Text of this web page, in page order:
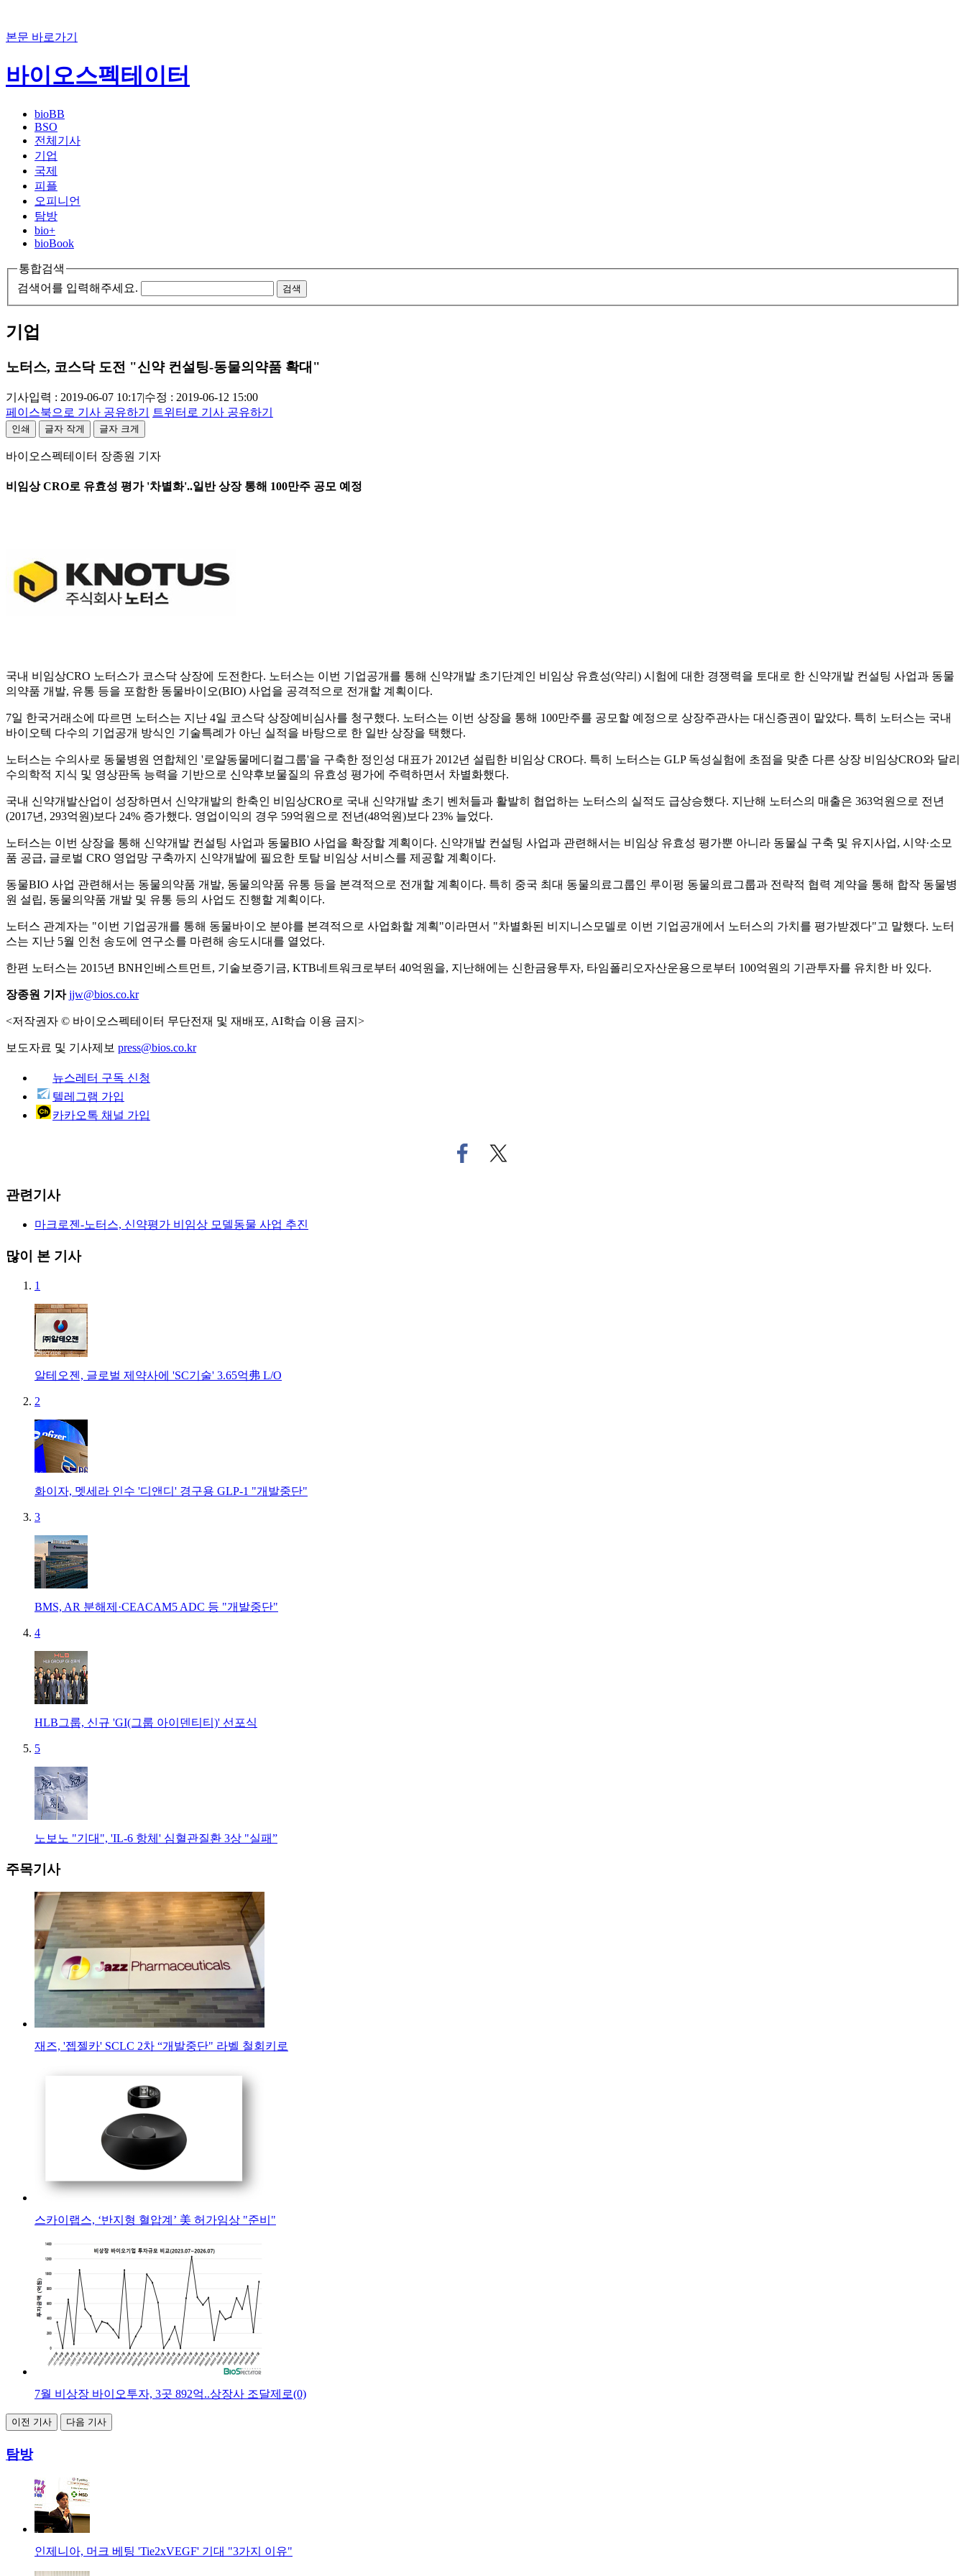
본문 바로가기
바이오스펙테이터
bioBB
BSO
전체기사
기업
국제
피플
오피니언
탐방
bio+
bioBook
통합검색
검색어를 입력해주세요.
검색
기업
노터스, 코스닥 도전 "신약 컨설팅-동물의약품 확대"
기사입력 : 2019-06-07 10:17|수정 : 2019-06-12 15:00
페이스북으로 기사 공유하기
트위터로 기사 공유하기
인쇄 글자 작게 글자 크게
바이오스펙테이터 장종원 기자
비임상 CRO로 유효성 평가 '차별화'..일반 상장 통해 100만주 공모 예정
국내 비임상CRO 노터스가 코스닥 상장에 도전한다. 노터스는 이번 기업공개를 통해 신약개발 초기단계인 비임상 유효성(약리) 시험에 대한 경쟁력을 토대로 한 신약개발 컨설팅 사업과 동물
의약품 개발, 유통 등을 포함한 동물바이오(BIO) 사업을 공격적으로 전개할 계획이다.
7일 한국거래소에 따르면 노터스는 지난 4일 코스닥 상장예비심사를 청구했다. 노터스는 이번 상장을 통해 100만주를 공모할 예정으로 상장주관사는 대신증권이 맡았다. 특히 노터스는 국내
바이오텍 다수의 기업공개 방식인 기술특례가 아닌 실적을 바탕으로 한 일반 상장을 택했다.
노터스는 수의사로 동물병원 연합체인 '로얄동물메디컬그룹'을 구축한 정인성 대표가 2012년 설립한 비임상 CRO다. 특히 노터스는 GLP 독성실험에 초점을 맞춘 다른 상장 비임상CRO와 달리
수의학적 지식 및 영상판독 능력을 기반으로 신약후보물질의 유효성 평가에 주력하면서 차별화했다.
국내 신약개발산업이 성장하면서 신약개발의 한축인 비임상CRO로 국내 신약개발 초기 벤처들과 활발히 협업하는 노터스의 실적도 급상승했다. 지난해 노터스의 매출은 363억원으로 전년
(2017년, 293억원)보다 24% 증가했다. 영업이익의 경우 59억원으로 전년(48억원)보다 23% 늘었다.
노터스는 이번 상장을 통해 신약개발 컨설팅 사업과 동물BIO 사업을 확장할 계획이다. 신약개발 컨설팅 사업과 관련해서는 비임상 유효성 평가뿐 아니라 동물실 구축 및 유지사업, 시약·소모
품 공급, 글로벌 CRO 영업망 구축까지 신약개발에 필요한 토탈 비임상 서비스를 제공할 계획이다.
동물BIO 사업 관련해서는 동물의약품 개발, 동물의약품 유통 등을 본격적으로 전개할 계획이다. 특히 중국 최대 동물의료그룹인 루이펑 동물의료그룹과 전략적 협력 계약을 통해 합작 동물병
원 설립, 동물의약품 개발 및 유통 등의 사업도 진행할 계획이다.
노터스 관계자는 "이번 기업공개를 통해 동물바이오 분야를 본격적으로 사업화할 계획"이라면서 "차별화된 비지니스모델로 이번 기업공개에서 노터스의 가치를 평가받겠다"고 말했다. 노터
스는 지난 5월 인천 송도에 연구소를 마련해 송도시대를 열었다.
한편 노터스는 2015년 BNH인베스트먼트, 기술보증기금, KTB네트워크로부터 40억원을, 지난해에는 신한금융투자, 타임폴리오자산운용으로부터 100억원의 기관투자를 유치한 바 있다.
장종원 기자 jjw@bios.co.kr
<저작권자 © 바이오스펙테이터 무단전재 및 재배포, AI학습 이용 금지>
보도자료 및 기사제보 press@bios.co.kr
뉴스레터 구독 신청
텔레그램 가입
카카오톡 채널 가입
페
이
트
위
관련기사
마크로젠-노터스, 신약평가 비임상 모델동물 사업 추진
많이 본 기사
1
알테오젠, 글로벌 제약사에 'SC기술' 3.65억弗 L/O
2
화이자, 멧세라 인수 '디앤디' 경구용 GLP-1 "개발중단"
3
BMS, AR 분해제·CEACAM5 ADC 등 "개발중단"
4
HLB그룹, 신규 'GI(그룹 아이덴티티)' 선포식
5
노보노 "기대", 'IL-6 항체' 심혈관질환 3상 "실패”
주목기사
재즈, '젭젤카' SCLC 2차 “개발중단" 라벨 철회키로
스카이랩스, ‘반지형 혈압계’ 美 허가임상 "준비"
7월 비상장 바이오투자, 3곳 892억..상장사 조달제로(0)
이전 기사 다음 기사
탐방
인제니아, 머크 베팅 'Tie2xVEGF' 기대 "3가지 이유"